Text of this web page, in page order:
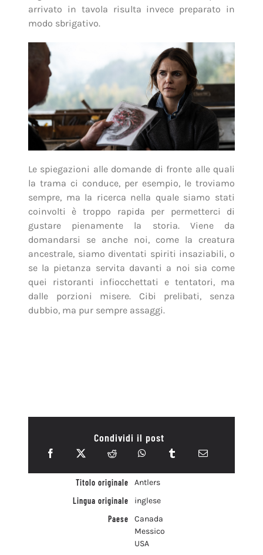
arrivato in tavola risulta invece preparato in
modo sbrigativo.
Le spiegazioni alle domande di fronte alle quali
la trama ci conduce, per esempio, le troviamo
sempre, ma la ricerca nella quale siamo stati
coinvolti è troppo rapida per permetterci di
gustare pienamente la storia. Viene da
domandarsi se anche noi, come la creatura
ancestrale, siamo diventati spiriti insaziabili, o
se la pietanza servita davanti a noi sia come
quei ristoranti infiocchettati e tentatori, ma
dalle porzioni misere. Cibi prelibati, senza
dubbio, ma pur sempre assaggi.
Condividi il post
Titolo originale
Antlers
Lingua originale
inglese
Paese
Canada
Messico
USA